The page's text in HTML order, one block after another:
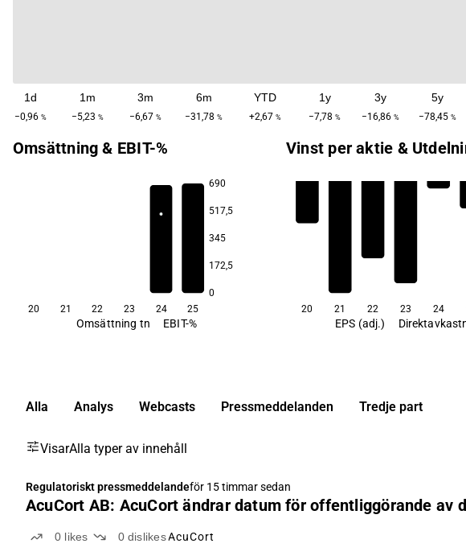
1d
−0,96 %
1m
−5,23 %
3m
−6,67 %
6m
−31,78 %
YTD
+2,67 %
1y
−7,78 %
3y
−16,86 %
5y
−78,45 %
Omsättning & EBIT-%
690
517,5
345
172,5
0
20
21 22 23 24 25
Omsättning tn EBIT-%
Vinst per aktie &
20
21 22 23 24
EPS (adj.)
Alla Analys Webcasts Pressmeddelanden Tredje part
VisarAlla typer av innehåll
Regulatoriskt pressmeddelandeför 15 timmar sedan
AcuCort AB: AcuCort ändrar datum för offentliggörande av
0 likes 0 dislikesAcuCort